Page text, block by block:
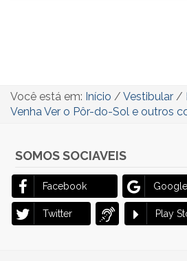
Você está em: Início / Vestibular /
Venha Ver o Pôr-do-Sol e outros
SOMOS SOCIAVEIS
Facebook
Twitter Play